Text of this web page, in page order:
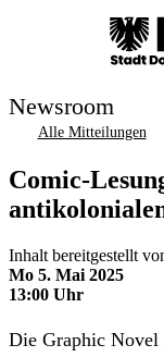
Newsroom
Alle Mitteilungen
Comic-
Inhalt bereitgestellt
Mo 5. Mai 2025
13:00 Uhr
Die Graphic Novel